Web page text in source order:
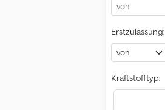
Erstzulassung:
Kraftstofftyp: